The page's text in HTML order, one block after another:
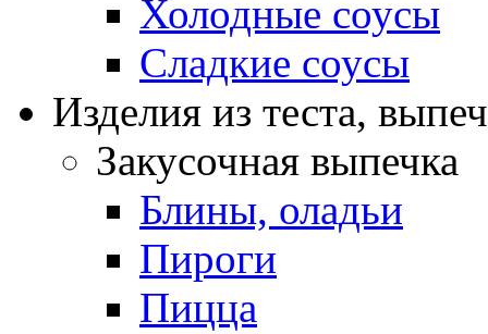
Холодные соусы
Сладкие соусы
Изделия из теста,
Закусочная выпечка
Блины, оладьи
Пироги
Пицца